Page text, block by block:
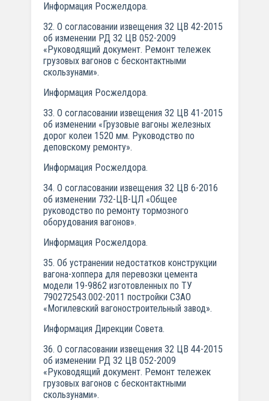
Информация Росжелдора.
32. О согласовании извещения 32 ЦВ 42-2015
об изменении РД 32 ЦВ 052-2009
«Руководящий документ. Ремонт тележек
грузовых вагонов с бесконтактными
скользунами».
Информация Росжелдора.
33. О согласовании извещения 32 ЦВ 41-2015
об изменении «Грузовые вагоны железных
дорог колеи 1520 мм. Руководство по
деповскому ремонту».
Информация Росжелдора.
34. О согласовании извещения 32 ЦВ 6-2016
об изменении 732-ЦВ-ЦЛ «Общее
руководство по ремонту тормозного
оборудования вагонов».
Информация Росжелдора.
35. Об устранении недостатков конструкции
вагона-хоппера для перевозки цемента
модели 19-9862 изготовленных по ТУ
790272543.002-2011 постройки СЗАО
«Могилевский вагоностроительный завод».
Информация Дирекции Совета.
36. О согласовании извещения 32 ЦВ 44-2015
об изменении РД 32 ЦВ 052-2009
«Руководящий документ. Ремонт тележек
грузовых вагонов с бесконтактными
скользунами».